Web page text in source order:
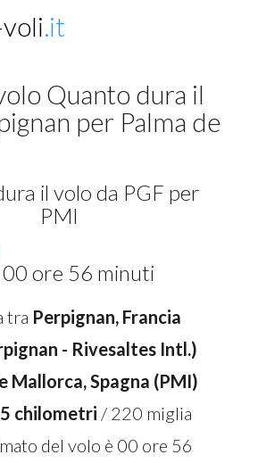
.it
Quanto dura il
per Palma de
il volo da PGF per
PMI
00 ore 56 minuti
tra Perpignan, Francia
- Rivesaltes Intl.)
Mallorca, Spagna (PMI)
chilometri / 220 miglia
del volo è 00 ore 56